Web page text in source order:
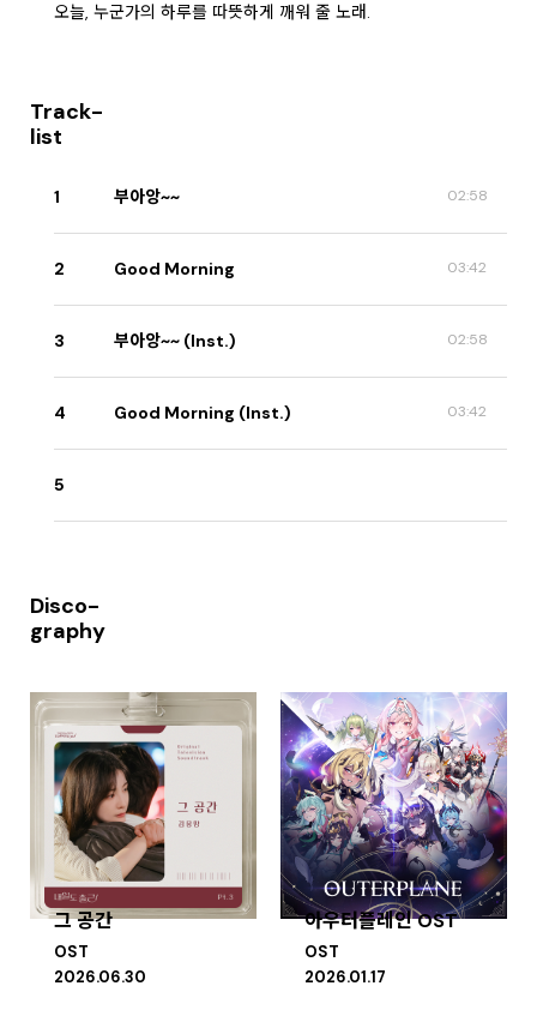
오늘, 누군가의 하루를 따뜻하게 깨워 줄 노래.
Track-
list
1 부아앙~~ 02:58
2 Good Morning 03:42
3 부아앙~~ (Inst.) 02:58
4 Good Morning (Inst.) 03:42
5
Disco-
graphy
그 공간
OST
2026.06.30
아우터플레인 OST
OST
2026.01.17